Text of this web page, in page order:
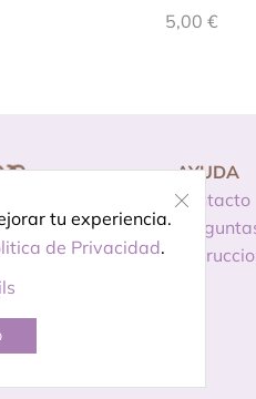
5,00 €
tu experiencia.
de Privacidad.
AYUDA
Contacto